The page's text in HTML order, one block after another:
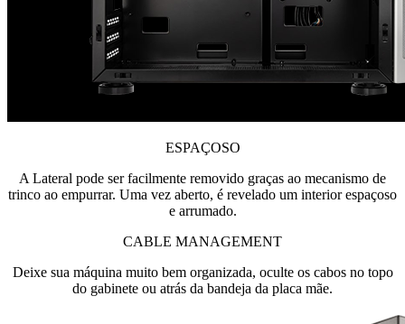
ESPAÇOSO
A Lateral pode ser facilmente removido graças ao mecanismo de
trinco ao empurrar. Uma vez aberto, é revelado um interior espaçoso
e arrumado.
CABLE MANAGEMENT
Deixe sua máquina muito bem organizada, oculte os cabos no topo
do gabinete ou atrás da bandeja da placa mãe.